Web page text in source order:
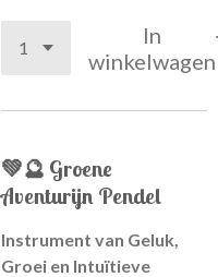
In
winkelwagen
💚🔮 Groene
Aventurijn Pendel
Instrument van Geluk,
Groei en Intuïtieve